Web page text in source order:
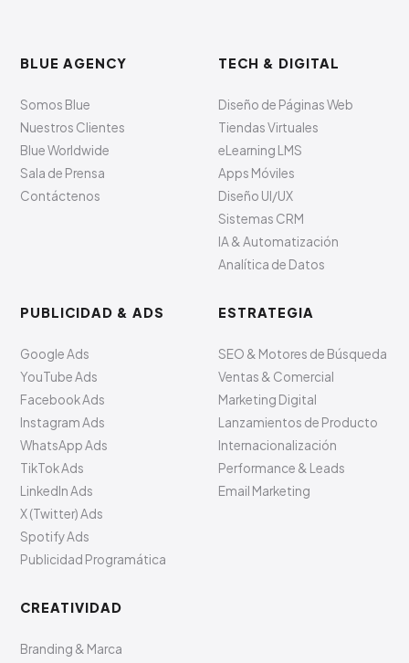
BLUE AGENCY
Somos Blue
Nuestros Clientes
Blue Worldwide
Sala de Prensa
Contáctenos
TECH & DIGITAL
Diseño de Páginas Web
Tiendas Virtuales
eLearning LMS
Apps Móviles
Diseño UI/UX
Sistemas CRM
IA & Automatización
Analítica de Datos
PUBLICIDAD & ADS
Google Ads
YouTube Ads
Facebook Ads
Instagram Ads
WhatsApp Ads
TikTok Ads
LinkedIn Ads
X (Twitter) Ads
Spotify Ads
Publicidad Programática
ESTRATEGIA
SEO & Motores de Búsqueda
Ventas & Comercial
Marketing Digital
Lanzamientos de Producto
Internacionalización
Performance & Leads
Email Marketing
CREATIVIDAD
Branding & Marca